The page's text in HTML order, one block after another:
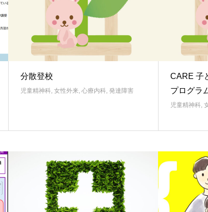
分散登校
児童精神科, 女性外来, 心療内科, 発達障害
CARE 子
プログラ
児童精神科,